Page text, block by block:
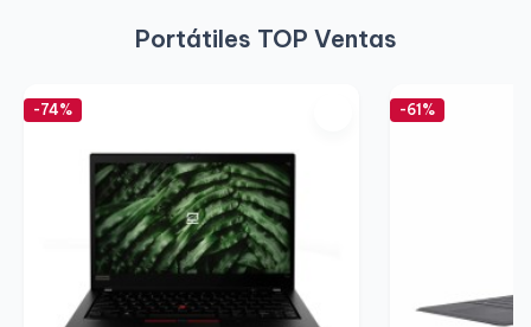
Portátiles TOP Ventas
-74% -61%